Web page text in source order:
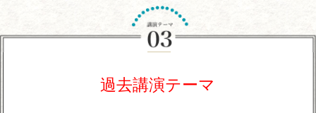
『平清盛』に学ぶ経営学
～世界大乱の今こそ、求められるトップ・リーダー
像
今こそ、躍動感とエネルギーにあふれる勇者が求め
内容を見る
過去講演テーマ